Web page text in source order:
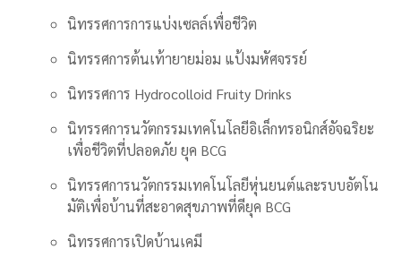
นิทรรศการการแบ่งเซลล์เพื่อชีวิต
นิทรรศการต้นเท้ายายม่อม แป้งมหัศจรรย์
นิทรรศการ Hydrocolloid Fruity Drinks
นิทรรศการนวัตกรรมเทคโนโลยีอิเล็กทรอนิกส์อัจฉริยะ
เพื่อชีวิตที่ปลอดภัย ยุค BCG
นิทรรศการนวัตกรรมเทคโนโลยีหุ่นยนต์และรบบอัตโน
มัติเพื่อบ้านที่สะอาดสุขภาพที่ดียุค BCG
นิทรรศการเปิดบ้านเคมี